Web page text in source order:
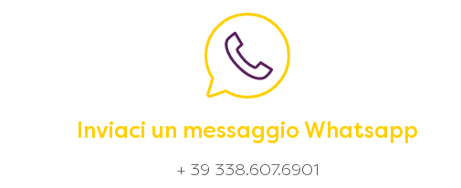
Inviaci un messaggio Whatsapp
+ 39 338.607.6901